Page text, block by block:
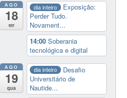
AGO
18
ter
dia inteiro
Exposição:
Perder Tudo.
Novament...
14:00Soberania
tecnológica e digital
AGO
19
qua
dia inteiro
Desafio
Universitário de
Nautide...